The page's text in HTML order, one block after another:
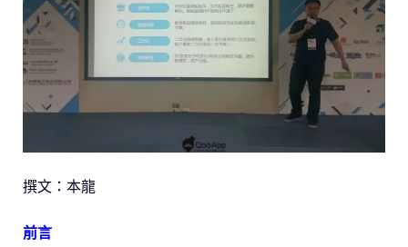
撰文：本龍
前言